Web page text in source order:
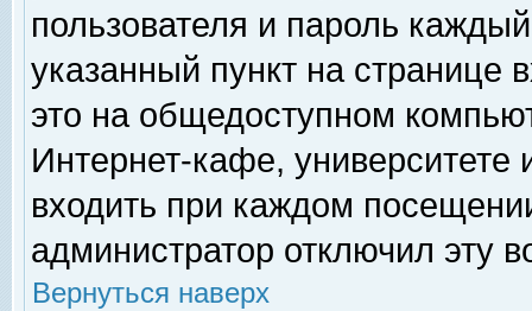
пользователя и пароль
указанный пункт на
это на общедоступном
Интернет-кафе, университете
входить при каждом
администратор отключил эту
Вернуться наверх